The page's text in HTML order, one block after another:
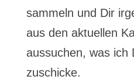
sammeln und Dir
aus den aktuellen
aussuchen, was ich
zuschicke.